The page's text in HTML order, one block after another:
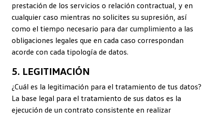
prestación de los servicios o relación contractual, y en
cualquier caso mientras no solicites su supresión, así
como el tiempo necesario para dar cumplimiento a las
obligaciones legales que en cada caso correspondan
acorde con cada tipología de datos.
5. LEGITIMACIÓN
¿Cuál es la legitimación para el tratamiento de tus datos?
La base legal para el tratamiento de sus datos es la
ejecución de un contrato consistente en realizar